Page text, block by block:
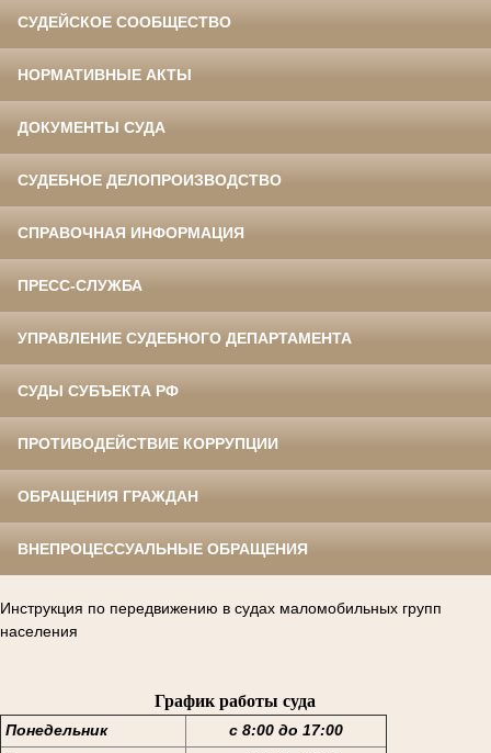
СУДЕЙСКОЕ СООБЩЕСТВО
НОРМАТИВНЫЕ АКТЫ
ДОКУМЕНТЫ СУДА
СУДЕБНОЕ ДЕЛОПРОИЗВОДСТВО
СПРАВОЧНАЯ ИНФОРМАЦИЯ
ПРЕСС-СЛУЖБА
УПРАВЛЕНИЕ СУДЕБНОГО ДЕПАРТАМЕНТА
СУДЫ СУБЪЕКТА РФ
ПРОТИВОДЕЙСТВИЕ КОРРУПЦИИ
ОБРАЩЕНИЯ ГРАЖДАН
ВНЕПРОЦЕССУАЛЬНЫЕ ОБРАЩЕНИЯ
Инструкция по передвижению в судах маломобильных групп
населения
График работы суда
Понедельник
с 8:00 до 17:00